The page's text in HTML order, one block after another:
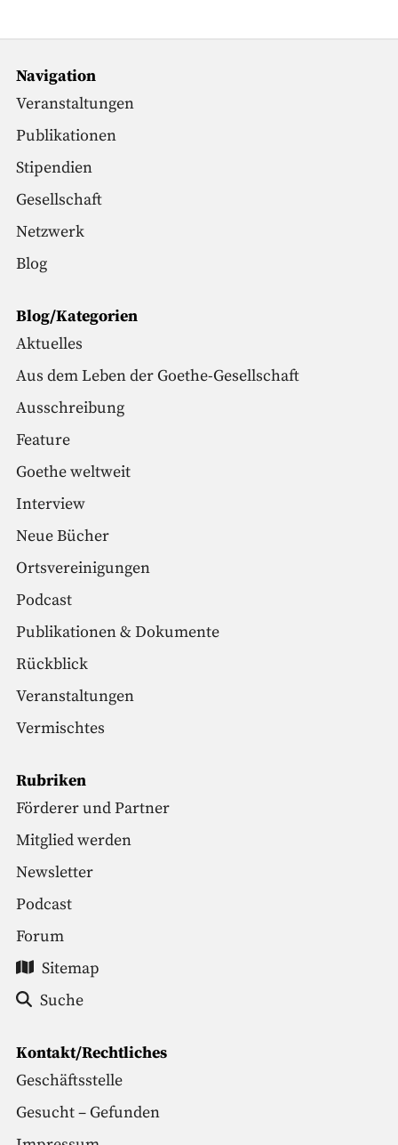
Navigation
Veranstaltungen
Publikationen
Stipendien
Gesellschaft
Netzwerk
Blog
Blog/Kategorien
Aktuelles
Aus dem Leben der Goethe-Gesellschaft
Ausschreibung
Feature
Goethe weltweit
Interview
Neue Bücher
Ortsvereinigungen
Podcast
Publikationen & Dokumente
Rückblick
Veranstaltungen
Vermischtes
Rubriken
Förderer und Partner
Mitglied werden
Newsletter
Podcast
Forum
Sitemap
Suche
Kontakt/Rechtliches
Geschäftsstelle
Gesucht – Gefunden